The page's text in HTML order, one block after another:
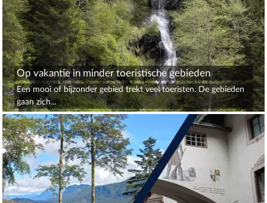
Op vakantie in minder toeristische gebieden
Een mooi of bijzonder gebied trekt veel toeristen. De gebieden
gaan zich...